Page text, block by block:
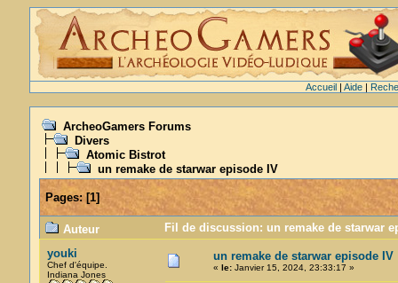
Accueil| Aide|
ArcheoGamers Forums
Divers
Atomic Bistrot
un remake de starwar episode IV
Pages:[1]
Auteur
Fil de discussion: un remake de starwar
youki
Chef d'équipe.
Indiana Jones
un remake de starwar episode IV
« le:Janvier 15, 2024, 23:33:17 »